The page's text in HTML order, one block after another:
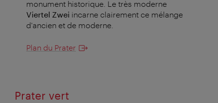
monument historique. Le très moderne
Viertel Zwei incarne clairement ce mélange
d'ancien et de moderne.
Plan du Prater
Prater vert